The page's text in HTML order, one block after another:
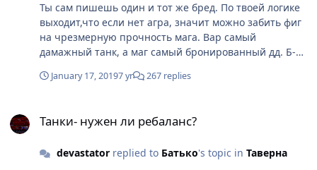
Ты сам пишешь один и тот же бред. По твоей логике
выходит,что если нет агра, значит можно забить фиг
на чрезмерную прочность мага. Вар самый
дамажный танк, а маг самый бронированный дд. Б-
January 17, 20197 yr 267 replies
Танки- нужен ли ребаланс?
devastatorreplied to Батько's topic in Таверна